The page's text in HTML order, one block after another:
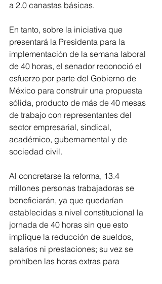
a 2.0 canastas básicas.
En tanto, sobre la iniciativa que
presentará la Presidenta para la
implementación de la semana laboral
de 40 horas, el senador reconoció el
esfuerzo por parte del Gobierno de
México para construir una propuesta
sólida, producto de más de 40 mesas
de trabajo con representantes del
sector empresarial, sindical,
académico, gubernamental y de
sociedad civil.
Al concretarse la reforma, 13.4
millones personas trabajadoras se
beneficiarán, ya que quedarían
establecidas a nivel constitucional la
jornada de 40 horas sin que esto
implique la reducción de sueldos,
salarios ni prestaciones; su vez se
prohíben las horas extras para